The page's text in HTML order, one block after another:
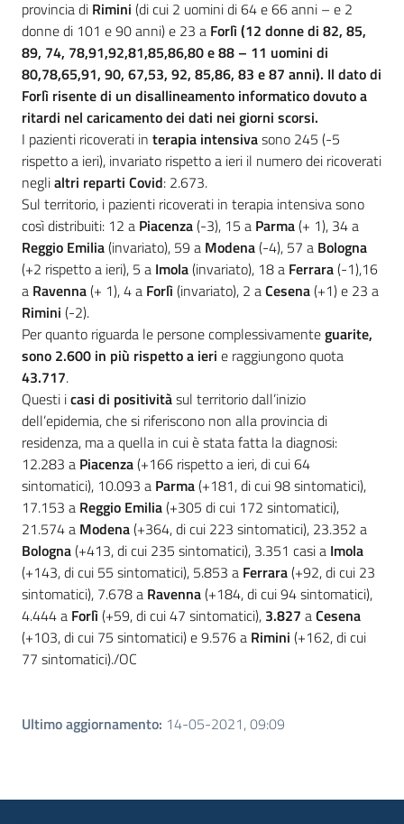
provincia di Rimini (di cui 2 uomini di 64 e 66 anni – e 2
donne di 101 e 90 anni) e 23 a Forlì (12 donne di 82, 85,
89, 74, 78,91,92,81,85,86,80 e 88 – 11 uomini di
80,78,65,91, 90, 67,53, 92, 85,86, 83 e 87 anni). Il dato di
Forlì risente di un disallineamento informatico dovuto a
ritardi nel caricamento dei dati nei giorni scorsi.
I pazienti ricoverati in terapia intensivasono 245 (-5
rispetto a ieri), invariato rispetto a ieri il numero dei ricoverati
neglialtri reparti Covid: 2.673.
Sul territorio, i pazienti ricoverati in terapia intensiva sono
così distribuiti: 12 a Piacenza(-3), 15 a Parma(+ 1), 34 a
Reggio Emilia(invariato), 59 a Modena(-4), 57 a Bologna
(+2 rispetto a ieri), 5 a Imola(invariato), 18 a Ferrara(-1),16
a Ravenna(+ 1), 4 a Forlì(invariato), 2 aCesena(+1) e 23 a
Rimini (-2).
Per quanto riguarda le persone complessivamenteguarite,
sono 2.600 in più rispetto a ieri e raggiungono quota
43.717.
Questi icasi di positivitàsul territorio dall’inizio
dell’epidemia, che si riferiscono non alla provincia di
residenza, ma a quella in cui è stata fatta la diagnosi:
12.283 a Piacenza(+166 rispetto a ieri, di cui 64
sintomatici), 10.093 a Parma(+181, di cui 98 sintomatici),
17.153 a Reggio Emilia(+305 di cui 172 sintomatici),
21.574 a Modena(+364, di cui 223 sintomatici), 23.352 a
Bologna(+413, di cui 235 sintomatici), 3.351 casi a Imola
(+143, di cui 55 sintomatici), 5.853 a Ferrara(+92, di cui 23
sintomatici), 7.678 a Ravenna(+184, di cui 94 sintomatici),
4.444 a Forlì(+59, di cui 47 sintomatici), 3.827 aCesena
(+103, di cui 75 sintomatici) e 9.576 a Rimini (+162, di cui
77 sintomatici)./OC
Ultimo aggiornamento: 14-05-2021, 09:09